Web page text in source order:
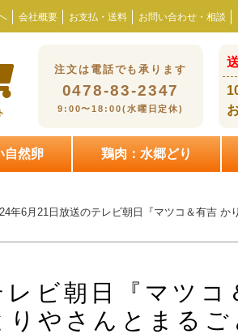
会社概要 お支払・送料 お問い合わせ・相談
注文は電話でも承ります
0478-83-2347
9:00〜18:00(水曜日定休)
自然卵 鶏肉：水郷どり
年6月21日放送のテレビ朝日『マツコ＆有吉 か
ビ朝日『マツコ
やさんとまるご